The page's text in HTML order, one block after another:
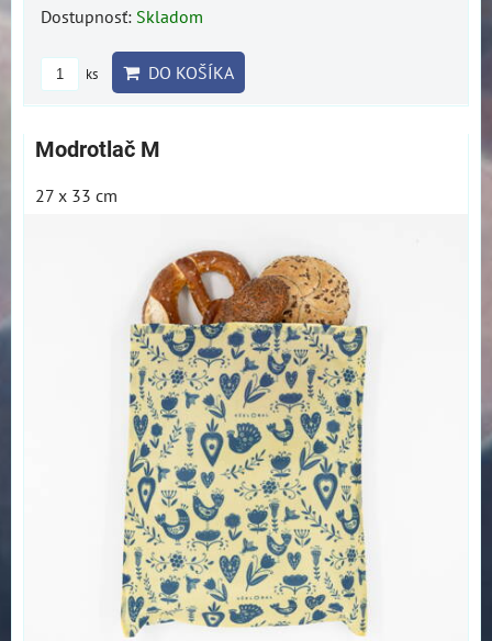
Dostupnosť: Skladom
ks DO KOŠÍKA
Modrotlač M
27 x 33 cm